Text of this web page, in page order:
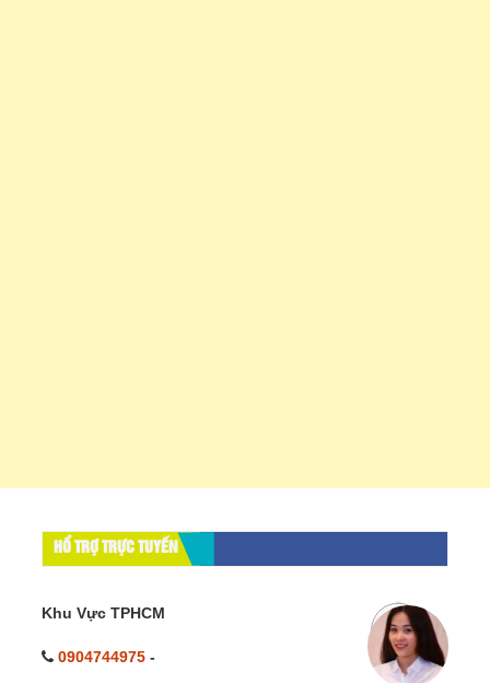
HỔ TRỢ TRỰC TUYẾN
Khu Vực TPHCM
0904744975 -